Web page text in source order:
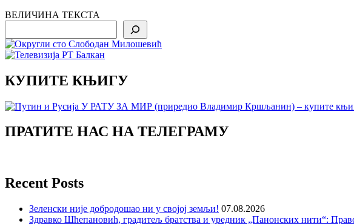
ВЕЛИЧИНА ТЕКСТА
КУПИТЕ КЊИГУ
ПРАТИТЕ НАС НА ТЕЛЕГРАМУ
Recent Posts
Зеленски није добродошао ни у својој земљи! 07.08.2026
Здравко Шћепановић, градитељ братства и уредник „Панонских нити“: